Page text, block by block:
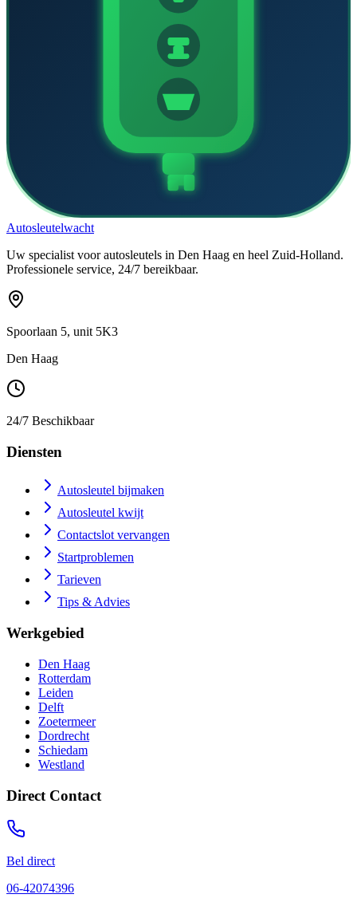
Autosleutelwacht
Uw specialist voor autosleutels in Den Haag en heel Zuid-Holland.
Professionele service, 24/7 bereikbaar.
Spoorlaan 5, unit 5K3
Den Haag
24/7 Beschikbaar
Diensten
Autosleutel bijmaken
Autosleutel kwijt
Contactslot vervangen
Startproblemen
Tarieven
Tips & Advies
Werkgebied
Den Haag
Rotterdam
Leiden
Delft
Zoetermeer
Dordrecht
Schiedam
Westland
Direct Contact
Bel direct
06-42074396